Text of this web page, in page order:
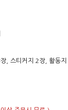
, 스티커지 2장, 활동